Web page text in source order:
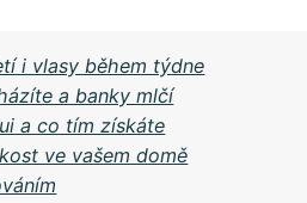
i vlasy během týdne
a banky mlčí
a co tím získáte
ve vašem domě